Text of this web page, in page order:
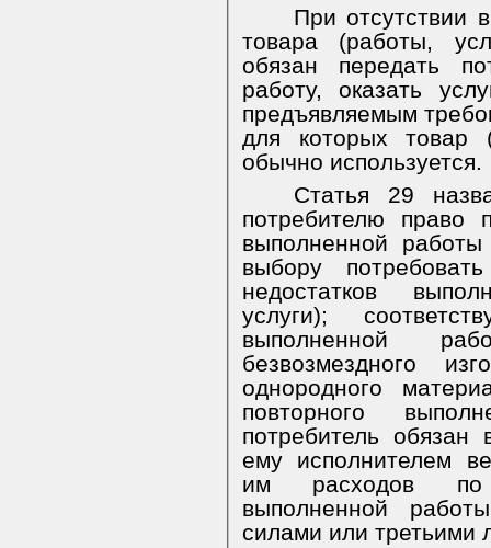
При отсутствии
товара (работы,
обязан передать
работу, оказать
предъявляемым
для которых товар
обычно используется.
Статья 29
потребителю право
выполненной
выбору
недостатков
услуги);
выполненной
безвозмездного
однородного
повторного
потребитель обязан
ему исполнителем
им расходов по
выполненной
силами или третьими